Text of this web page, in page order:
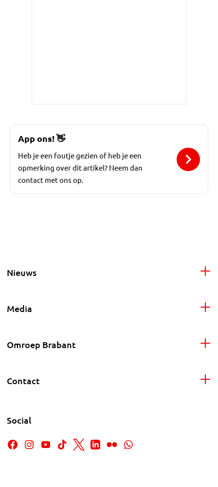
App ons!👋
Heb je een foutje gezien of heb je een
opmerking over dit artikel? Neem dan
contact met ons op.
Nieuws
Media
Omroep Brabant
Contact
Social